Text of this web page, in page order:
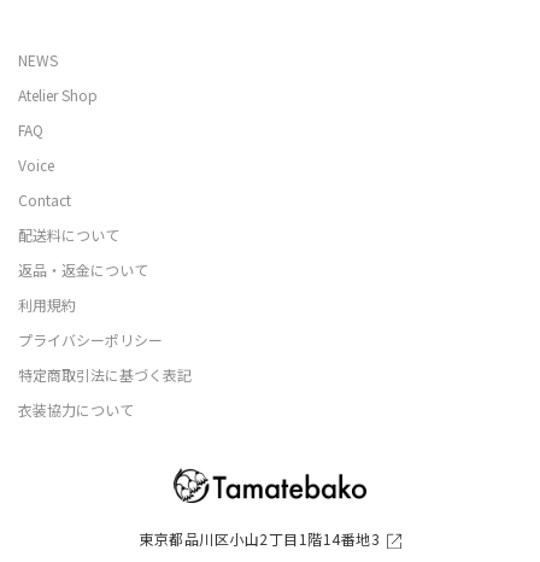
東京都品川区小山2丁目1階14番地3
NEWS
Atelier Shop
FAQ
Voice
Contact
配送料について
返品・返金について
利用規約
プライバシーポリシー
特定商取引法に基づく表記
衣装協力について